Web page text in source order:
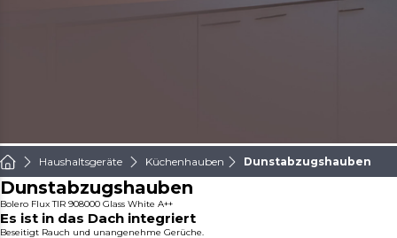
Haushaltsgeräte Küchenhauben Dunstabzugshauben
Dunstabzugshauben
Bolero Flux TIR 908000 Glass White A++
Es ist in das Dach integriert
Beseitigt Rauch und unangenehme Gerüche.